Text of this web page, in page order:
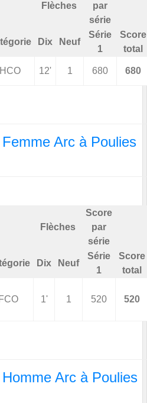
Flèches
par
série
Dix Neuf
Série
1
Score
total
12' 1 680 680
Arc à Poulies
Flèches
Score
par
série
Dix Neuf
Série
1
Score
total
1' 1 520 520
Arc à Poulies